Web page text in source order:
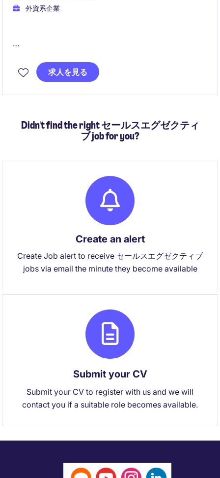
外資系企業
一員として、見積作成、受注処理、請求業務、保証管
理などサービス運営を支える幅広い業務を担当いただ
求人を見る
Didn't find the right セールスエグゼクティ
ブ job for you?
Create an alert
Create Job alert to receive セールスエグゼクティブ
jobs via email the minute they become available
Submit your CV
Submit your CV to register with us and we will
contact you if a suitable role becomes available.